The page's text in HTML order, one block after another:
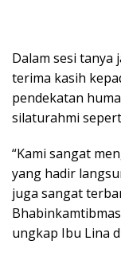
Dalam sesi tanya
terima kasih
pendekatan
silaturahmi
“Kami sangat
yang hadir
juga sangat
ungkap Ibu Lina